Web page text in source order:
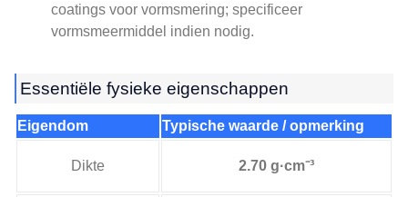
coatings voor vormsmering; specificeer
vormsmeermiddel indien nodig.
Essentiële fysieke eigenschappen
Eigendom Typische waarde / opmerking
Dikte 2.70 g·cm⁻³